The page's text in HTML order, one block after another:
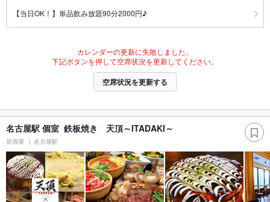
【当日OK！】単品飲み放題90分2000円♪
カレンダーの更新に失敗しました。
下記ボタンを押して空席状況を更新してください。
空席状況を更新する
名古屋駅 個室 鉄板焼き 天頂～ITADAKI～
居酒屋 名古屋駅